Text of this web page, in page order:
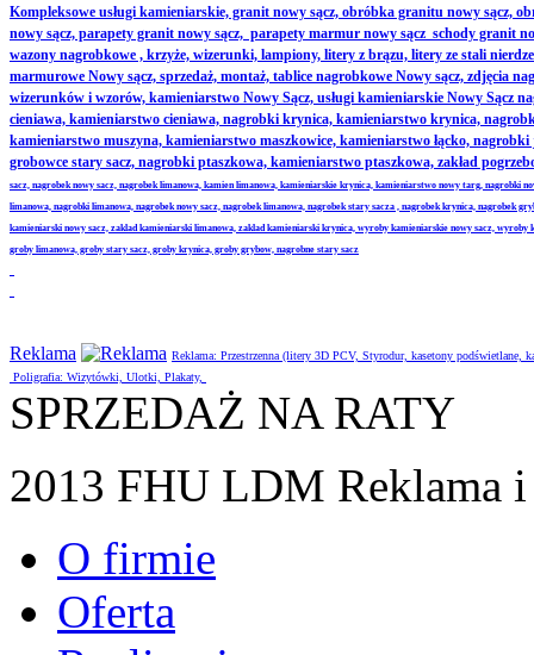
Kompleksowe usługi kamieniarskie, granit nowy sącz, obróbka granitu nowy sącz,
nowy sącz, parapety granit nowy sącz, parapety marmur nowy sącz schody granit
wazony nagrobkowe , krzyże, wizerunki, lampiony, litery z brązu, litery ze stali
marmurowe Nowy sącz, sprzedaż, montaż, tablice nagrobkowe Nowy sącz, zdjęcia
wizerunków i wzorów, kamieniarstwo Nowy Sącz, usługi kamieniarskie Nowy
cieniawa, kamieniarstwo cieniawa, nagrobki krynica, kamieniarstwo krynica,
kamieniarstwo muszyna, kamieniarstwo maszkowice, kamieniarstwo łącko,
grobowce stary sacz, nagrobki ptaszkowa, kamieniarstwo ptaszkowa, zakład
sacz, nagrobek nowy sacz, nagrobek limanowa, kamien limanowa, kamieniarskie krynica, kamieniarstwo nowy targ,
limanowa, nagrobki limanowa, nagrobek nowy sacz, nagrobek limanowa, nagrobek stary sacza , nagrobek krynica, nagrobek
kamieniarski nowy sacz, zaklad kamieniarski limanowa, zaklad kamieniarski krynica, wyroby kamieniarskie nowy sacz,
groby limanowa, groby stary sacz, groby krynica, groby grybow, nagrobne stary sacz
Reklama
Reklama: Przestrzenna (litery 3D PCV, Styrodur, kasetony
Poligrafia: Wizytówki, Ulotki, Plakaty,
SPRZEDAŻ NA RATY
2013 FHU LDM Reklama
O firmie
Oferta